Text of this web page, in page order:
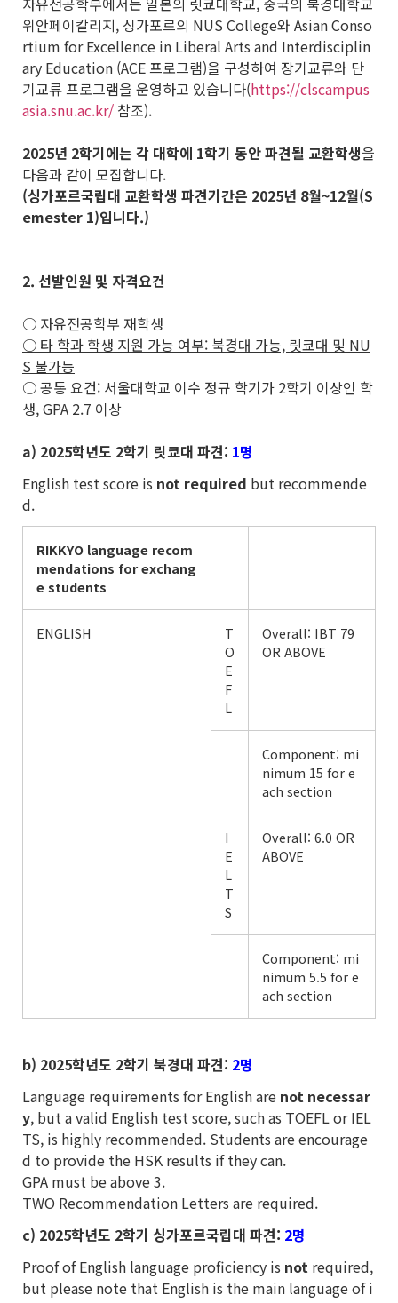
위안페이칼리지, 싱가포르의 NUS College와 Asian Conso
rtium for Excellence in Liberal Arts and Interdisciplin
ary Education (ACE 프로그램)을 구성하여 장기교류와 단
기교류 프로그램을 운영하고 있습니다(https://clscampus
asia.snu.ac.kr/ 참조).
2025년 2학기에는 각 대학에 1학기 동안 파견될 교환학생을
다음과 같이 모집합니다.
(싱가포르국립대 교환학생 파견기간은 2025년 8월~12월(S
emester 1)입니다.)
2. 선발인원 및 자격요건
○ 자유전공학부 재학생
○ 타 학과 학생 지원 가능 여부: 북경대 가능, 릿쿄대 및 NU
S 불가능
○ 공통 요건: 서울대학교 이수 정규 학기가 2학기 이상인 학
생, GPA 2.7 이상
a) 2025학년도 2학기 릿쿄대 파견: 1명
English test score is not required but recommende
d.
RIKKYO language recom
mendations for exchang
e students
ENGLISH
T
O
E
F
L
Overall: IBT 79
OR ABOVE
Component: mi
nimum 15 for e
ach section
I
E
L
T
S
Overall: 6.0 OR
ABOVE
Component: mi
nimum 5.5 for e
ach section
b) 2025학년도 2학기 북경대 파견: 2명
Language requirements for English are not necessar
y, but a valid English test score, such as TOEFL or IEL
TS, is highly recommended. Students are encourage
d to provide the HSK results if they can.
GPA must be above 3.
TWO Recommendation Letters are required.
c) 2025학년도 2학기 싱가포르국립대 파견: 2명
Proof of English language proficiency is not required,
but please note that English is the main language of i